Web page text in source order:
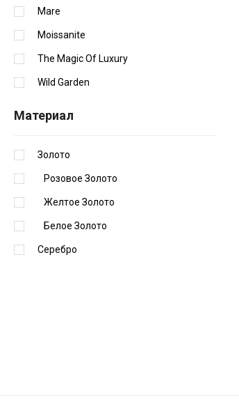
Mare
Moissanite
The Magic Of Luxury
Wild Garden
Материал
Золото
Розовое Золото
Желтое Золото
Белое Золото
Серебро